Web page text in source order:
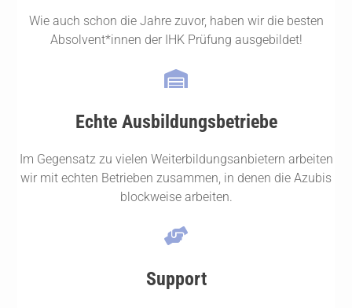
Wie auch schon die Jahre zuvor, haben wir die besten
Absolvent*innen der IHK Prüfung ausgebildet!
Echte Ausbildungsbetriebe
Im Gegensatz zu vielen Weiterbildungsanbietern arbeiten
wir mit echten Betrieben zusammen, in denen die Azubis
blockweise arbeiten.
Support